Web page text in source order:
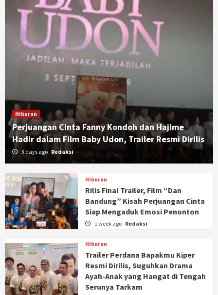
Hiburan
Perjuangan Cinta Fanny Kondoh dan Hajime
Hadir dalam Film Baby Udon, Trailer Resmi Dirilis
3 days ago Redaksi
Hiburan
Rilis Final Trailer, Film “Dan
Bandung” Kisah Perjuangan Cinta
Siap Mengaduk Emosi Penonton
1 week ago Redaksi
Hiburan
Trailer Perdana Bapakmu Kiper
Resmi Dirilis, Suguhkan Drama
Ayah-Anak yang Hangat di Tengah
Serunya Tarkam